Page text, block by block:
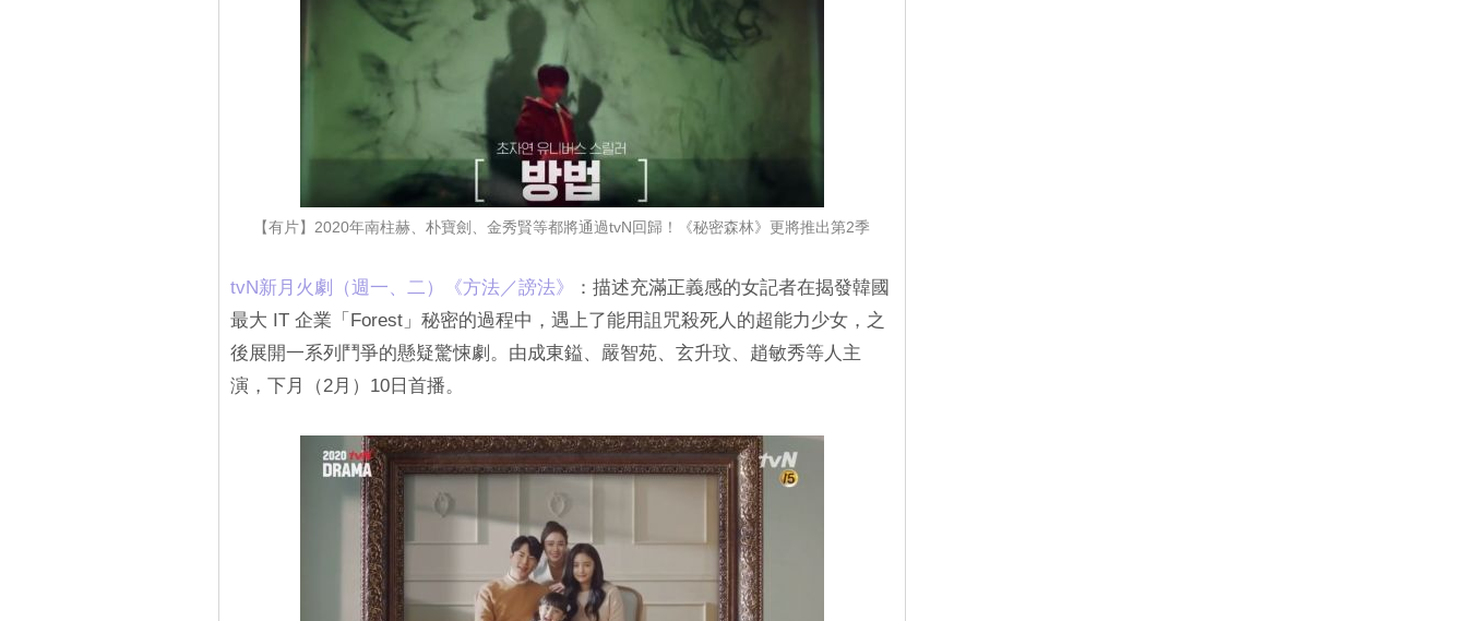
【有片】2020年南柱赫、朴寶劍、金秀賢等都將通過tvN回歸！《秘密森林》更將推出第2季
tvN新月火劇（週一、二）《方法／謗法》
：描述充滿正義感的女記者在揭發韓國
最大 IT 企業「Forest」秘密的過程中，遇上了能用詛咒殺死人的超能力少女，之
後展開一系列鬥爭的懸疑驚悚劇。由成東鎰、嚴智苑、玄升玟、趙敏秀等人主
演，下月（2月）10日首播。